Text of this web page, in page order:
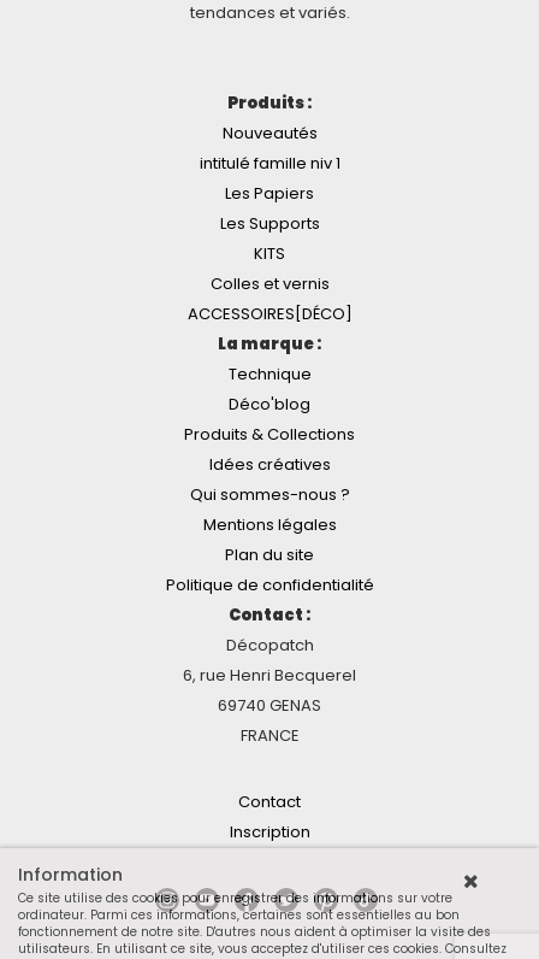
tendances et variés.
Produits :
Nouveautés
intitulé famille niv 1
Les Papiers
Les Supports
KITS
Colles et vernis
ACCESSOIRES[DÉCO]
La marque :
Technique
Déco'blog
Produits & Collections
Idées créatives
Qui sommes-nous ?
Mentions légales
Plan du site
Politique de confidentialité
Contact :
Décopatch
6, rue Henri Becquerel
69740 GENAS
FRANCE
Contact
Inscription
Information
Ce site utilise des cookies pour enregistrer des informations sur votre
ordinateur. Parmi ces informations, certaines sont essentielles au bon
fonctionnement de notre site. D'autres nous aident à optimiser la visite des
utilisateurs. En utilisant ce site, vous acceptez d'utiliser ces cookies. Consultez